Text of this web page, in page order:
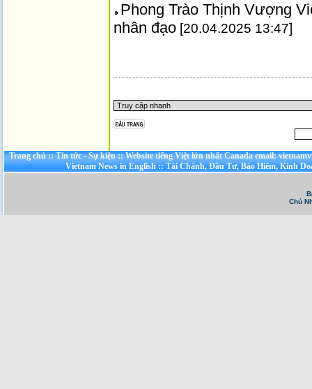
Phong Trào Thịnh Vượng
nhân đạo [20.04.2025 13:47]
Trang chủ::Tin tức - Sự kiện::Website tiếng Việt lớn nhất Canada email:
Vietnam News in English::Tài Chánh, Đầu Tư, Bảo Hiểm, Kinh
Chủ